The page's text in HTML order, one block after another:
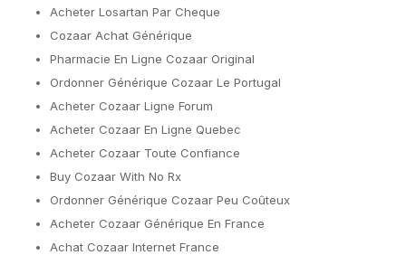
Acheter Losartan Par Cheque
Cozaar Achat Générique
Pharmacie En Ligne Cozaar Original
Ordonner Générique Cozaar Le Portugal
Acheter Cozaar Ligne Forum
Acheter Cozaar En Ligne Quebec
Acheter Cozaar Toute Confiance
Buy Cozaar With No Rx
Ordonner Générique Cozaar Peu Coûteux
Acheter Cozaar Générique En France
Achat Cozaar Internet France